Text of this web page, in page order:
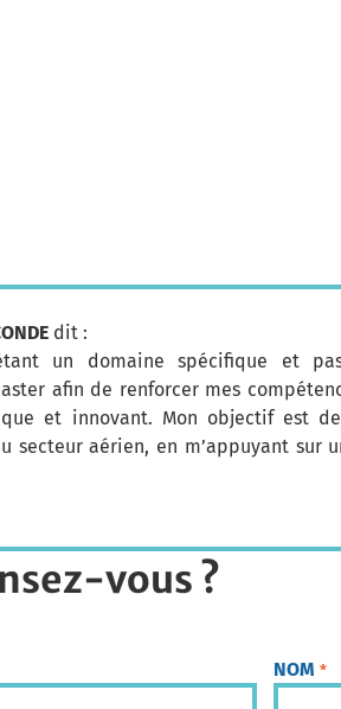
dit :
étant un domaine spécifique et
afin de renforcer mes
et innovant. Mon objectif est
secteur aérien, en m’appuyant sur
vous ?
NOM *